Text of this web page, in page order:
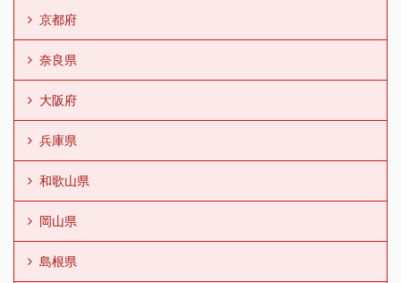
京都府
奈良県
大阪府
兵庫県
和歌山県
岡山県
島根県